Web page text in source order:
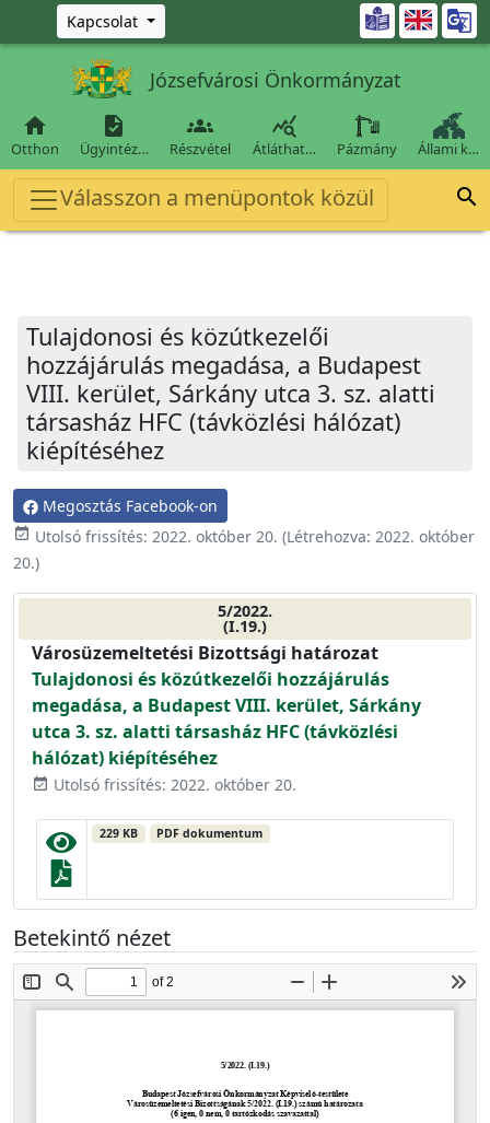
Ugrás a fő tartalomra
Kapcsolat 
Józsefvárosi Önkormányzat

Otthon

Ügyintéz…

Részvétel

Átláthat… Pázmány Állami k…
Válasszon a menüpontok közül 
Tulajdonosi és közútkezelői
hozzájárulás megadása, a Budapest
VIII. kerület, Sárkány utca 3. sz. alatti
társasház HFC (távközlési hálózat)
kiépítéséhez
Megosztás Facebook-on
event_available Utolsó frissítés: 2022. október 20. (Létrehozva: 2022. október
20.)
5/2022.
(I.19.)
Városüzemeltetési Bizottsági határozat
Tulajdonosi és közútkezelői hozzájárulás
megadása, a Budapest VIII. kerület, Sárkány
utca 3. sz. alatti társasház HFC (távközlési
hálózat) kiépítéséhez
event_available Utolsó frissítés: 2022. október 20.
229 KB PDF dokumentum
Betekintő nézet